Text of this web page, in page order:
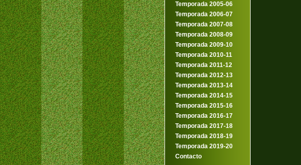
Temporada 2005-06
Temporada 2006-07
Temporada 2007-08
Temporada 2008-09
Temporada 2009-10
Temporada 2010-11
Temporada 2011-12
Temporada 2012-13
Temporada 2013-14
Temporada 2014-15
Temporada 2015-16
Temporada 2016-17
Temporada 2017-18
Temporada 2018-19
Temporada 2019-20
Contacto